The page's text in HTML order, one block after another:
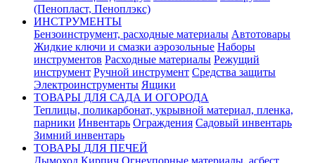
(Пенопласт, Пеноплэкс)
ИНСТРУМЕНТЫ
Бензоинструмент, расходные материалы Автотовары
Жидкие ключи и смазки аэрозольные Наборы
инструментов Расходные материалы Режущий
инструмент Ручной инструмент Средства защиты
Электроинструменты Ящики
ТОВАРЫ ДЛЯ САДА И ОГОРОДА
Теплицы, поликарбонат, укрывной материал, пленка,
парники Инвентарь Ограждения Садовый инвентарь
Зимний инвентарь
ТОВАРЫ ДЛЯ ПЕЧЕЙ
Дымоход Кирпич Огнеупорные материалы, асбест